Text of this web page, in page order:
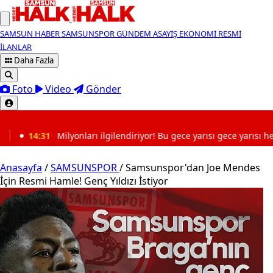
SAMSUN HABERSAMSUNSPORGÜNDEM ASAYİŞ EKONOMİ RESMİ
İLANLAR
Daha Fazla
Foto Video Gönder
ilgilendiriyor! Bu gece yarısı gece yarısı hesaplara para
Anasayfa /SAMSUNSPOR/Samsunspor'dan Joe Mendes
İçin Resmi Hamle! Genç Yıldızı İstiyor